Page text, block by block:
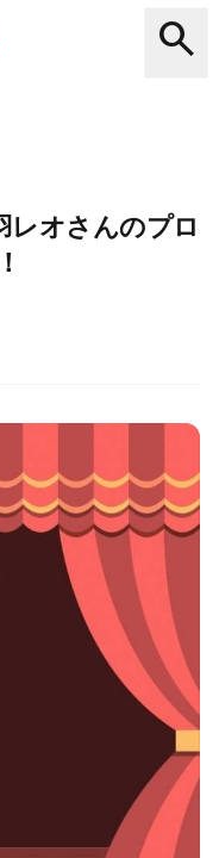
search
レオさんのプロ